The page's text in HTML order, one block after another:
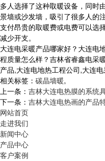
多人选择了这种取暖设备，同时
景墙或沙发墙，吸引了很多人的
支付昂贵的取暖费或电费可以选
减少开支。
大连电采暖产品哪家好？大连电
程质量怎么样？吉林省睿鑫电采
产品,大连电地热工程公司,大连
相关标签： 碳晶墙暖,
上一条： 吉林大连电热膜的系统
下一条： 吉林大连电热画的产品
网站首页
走进我们
新闻中心
产品中心
客户案例